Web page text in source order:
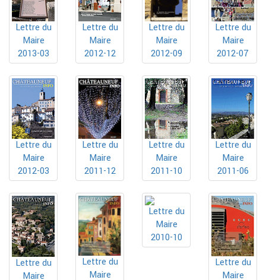
Lettre du
Maire
2013-03
Lettre du
Maire
2012-12
Lettre du
Maire
2012-09
Lettre du
Maire
2012-07
Lettre du
Maire
2012-03
Lettre du
Maire
2011-12
Lettre du
Maire
2011-10
Lettre du
Maire
2011-06
Lettre du
Maire
Lettre du
Maire
Lettre du
Maire
2010-10
Lettre du
Maire